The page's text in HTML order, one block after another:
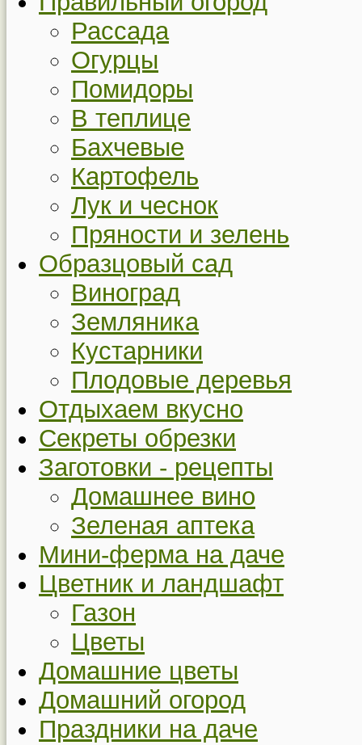
Рассада
Огурцы
Помидоры
В теплице
Бахчевые
Картофель
Лук и чеснок
Пряности и зелень
Образцовый сад
Виноград
Земляника
Кустарники
Плодовые деревья
Отдыхаем вкусно
Секреты обрезки
Заготовки - рецепты
Домашнее вино
Зеленая аптека
Мини-ферма на даче
Цветник и ландшафт
Газон
Цветы
Домашние цветы
Домашний огород
Праздники на даче